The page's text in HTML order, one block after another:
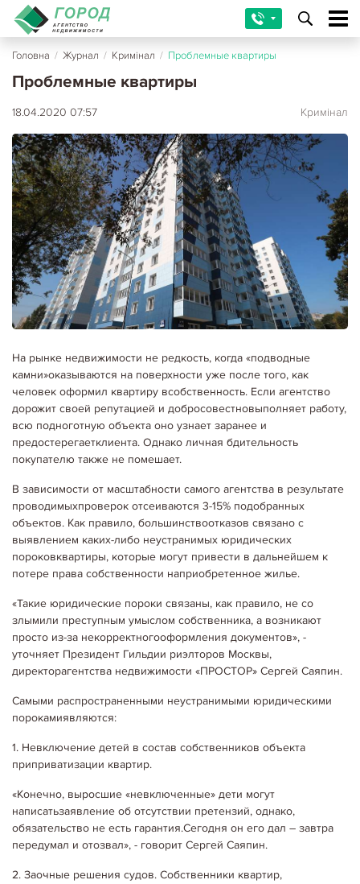
Головна / Журнал / Кримінал / Проблемные квартиры
Проблемные квартиры
18.04.2020 07:57 Кримінал
На рынке недвижимости не редкость, когда «подводные
камни»оказываются на поверхности уже после того, как
человек оформил квартиру всобственность. Если агентство
дорожит своей репутацией и добросовестновыполняет работу,
всю подноготную объекта оно узнает заранее и
предостерегаетклиента. Однако личная бдительность
покупателю также не помешает.
В зависимости от масштабности самого агентства в результате
проводимыхпроверок отсеиваются 3-15% подобранных
объектов. Как правило, большинствоотказов связано с
выявлением каких-либо неустранимых юридических
пороковквартиры, которые могут привести в дальнейшем к
потере права собственности наприобретенное жилье.
«Такие юридические пороки связаны, как правило, не со
злымили преступным умыслом собственника, а возникают
просто из-за некорректногооформления документов», -
уточняет Президент Гильдии риэлторов Москвы,
директорагентства недвижимости «ПРОСТОР» Сергей Саяпин.
Самыми распространенными неустранимыми юридическими
порокамиявляются:
1. Невключение детей в состав собственников объекта
приприватизации квартир.
«Конечно, выросшие «невключенные» дети могут
написатьзаявление об отсутствии претензий, однако,
обязательство не есть гарантия.Сегодня он его дал – завтра
передумал и отозвал», - говорит Сергей Саяпин.
2. Заочные решения судов. Собственники квартир,